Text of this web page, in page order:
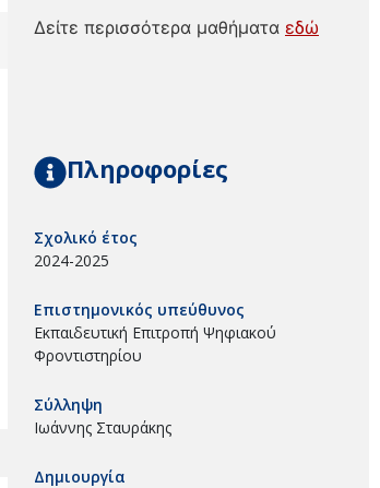
Δείτε περισσότερα μαθήματα εδώ
Πληροφορίες
Σχολικό έτος
2024-2025
Επιστημονικός υπεύθυνος
Εκπαιδευτική Επιτροπή Ψηφιακού
Φροντιστηρίου
Σύλληψη
Ιωάννης Σταυράκης
Δημιουργία